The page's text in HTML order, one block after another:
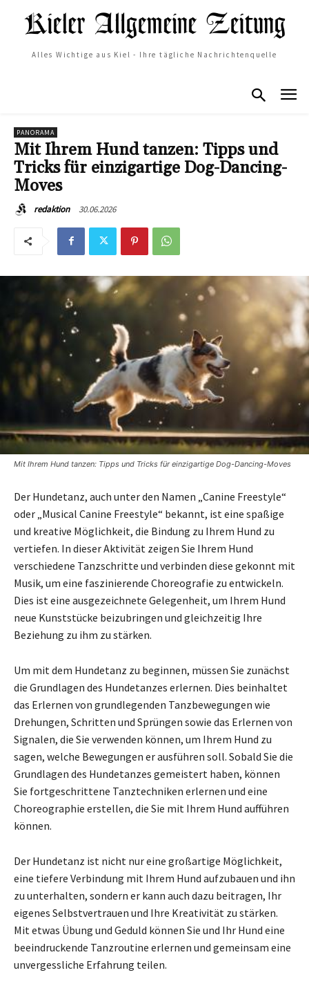
Alles Wichtige aus Kiel - Ihre tägliche Nachrichtenquelle
PANORAMA
Mit Ihrem Hund tanzen: Tipps und
Tricks für einzigartige Dog-Dancing-
Moves
redaktion 30.06.2026
Mit Ihrem Hund tanzen: Tipps und Tricks für einzigartige Dog-Dancing-Moves
Der Hundetanz, auch unter den Namen „Canine Freestyle“
oder „Musical Canine Freestyle“ bekannt, ist eine spaßige
und kreative Möglichkeit, die Bindung zu Ihrem Hund zu
vertiefen. In dieser Aktivität zeigen Sie Ihrem Hund
verschiedene Tanzschritte und verbinden diese gekonnt mit
Musik, um eine faszinierende Choreografie zu entwickeln.
Dies ist eine ausgezeichnete Gelegenheit, um Ihrem Hund
neue Kunststücke beizubringen und gleichzeitig Ihre
Beziehung zu ihm zu stärken.
Um mit dem Hundetanz zu beginnen, müssen Sie zunächst
die Grundlagen des Hundetanzes erlernen. Dies beinhaltet
das Erlernen von grundlegenden Tanzbewegungen wie
Drehungen, Schritten und Sprüngen sowie das Erlernen von
Signalen, die Sie verwenden können, um Ihrem Hund zu
sagen, welche Bewegungen er ausführen soll. Sobald Sie die
Grundlagen des Hundetanzes gemeistert haben, können
Sie fortgeschrittene Tanztechniken erlernen und eine
Choreographie erstellen, die Sie mit Ihrem Hund aufführen
können.
Der Hundetanz ist nicht nur eine großartige Möglichkeit,
eine tiefere Verbindung mit Ihrem Hund aufzubauen und ihn
zu unterhalten, sondern er kann auch dazu beitragen, Ihr
eigenes Selbstvertrauen und Ihre Kreativität zu stärken.
Mit etwas Übung und Geduld können Sie und Ihr Hund eine
beeindruckende Tanzroutine erlernen und gemeinsam eine
unvergessliche Erfahrung teilen.